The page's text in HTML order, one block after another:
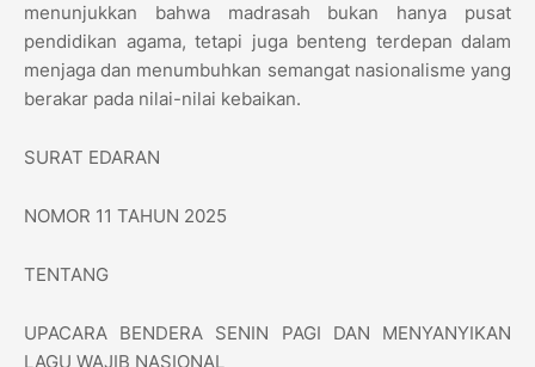
menunjukkan bahwa madrasah bukan hanya pusat
pendidikan agama, tetapi juga benteng terdepan dalam
menjaga dan menumbuhkan semangat nasionalisme yang
berakar pada nilai-nilai kebaikan.
SURAT EDARAN
NOMOR 11 TAHUN 2025
TENTANG
UPACARA BENDERA SENIN PAGI DAN MENYANYIKAN
LAGU WAJIB NASIONAL